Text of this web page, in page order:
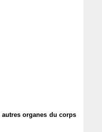
organes du corps